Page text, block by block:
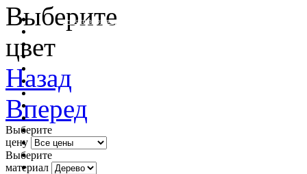
очистить фильтр цвета
Выберите
цвет
Назад
Вперед
Выберите
цену
Выберите
материал